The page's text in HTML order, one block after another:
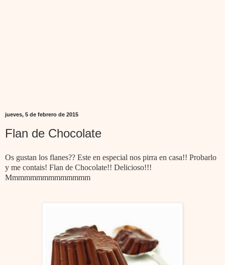
jueves, 5 de febrero de 2015
Flan de Chocolate
Os gustan los flanes?? Este en especial nos pirra en casa!! Probarlo
y me contais! Flan de Chocolate!! Delicioso!!!
Mmmmmmmmmmmmmm